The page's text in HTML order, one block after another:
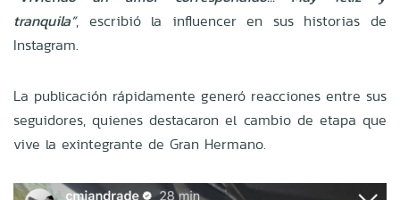
tranquila”, escribió la influencer en sus historias de
Instagram.
La publicación rápidamente generó reacciones entre sus
seguidores, quienes destacaron el cambio de etapa que
vive la exintegrante de Gran Hermano.